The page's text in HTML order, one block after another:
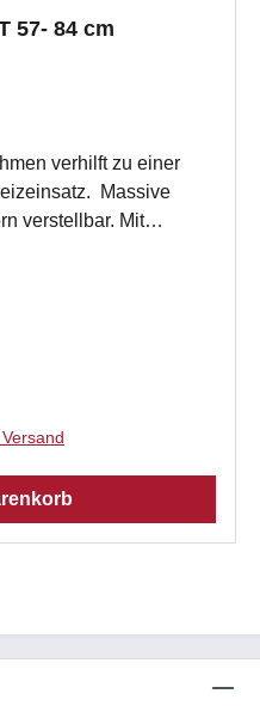
57- 84 cm
verhilft zu einer
Massive
verstellbar. Mit